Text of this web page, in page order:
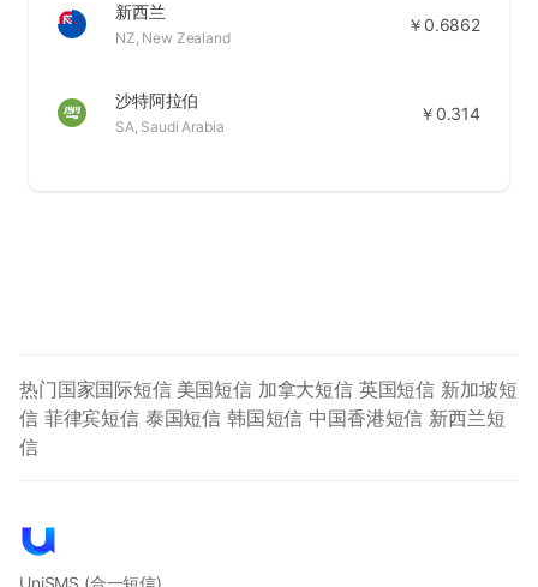
新西兰
NZ, New Zealand
￥0.6862
沙特阿拉伯
SA, Saudi Arabia
￥0.314
热门国家国际短信 美国短信 加拿大短信 英国短信 新加坡短
信 菲律宾短信 泰国短信 韩国短信 中国香港短信 新西兰短
信
UniSMS (合一短信)